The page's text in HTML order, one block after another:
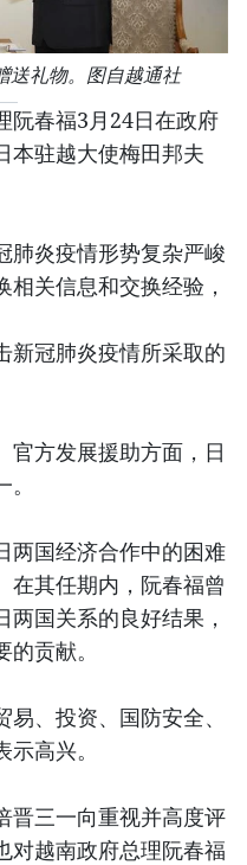
送礼物。图自越通社
春福3月24日在政府
本驻越大使梅田邦夫
肺炎疫情形势复杂严峻
关信息和交换经验，
新冠肺炎疫情所采取的
官方发展援助方面，日
两国经济合作中的困难
在其任期内，阮春福曾
国关系的良好结果，
贡献。
、投资、国防安全、
高兴。
晋三一向重视并高度评
对越南政府总理阮春福